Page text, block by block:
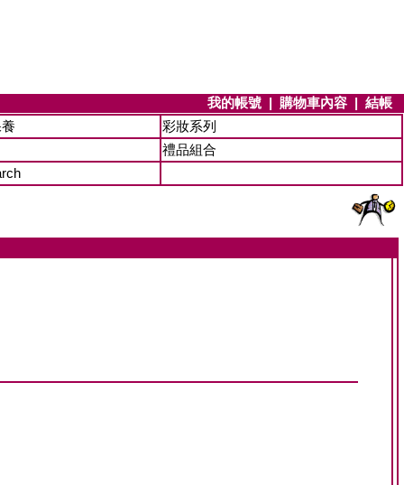
我的帳號 | 購物車內容 | 結帳
彩妝系列
禮品組合